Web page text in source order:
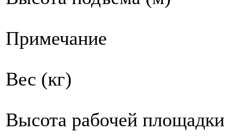
Примечание
Вес (кг)
Высота рабочей